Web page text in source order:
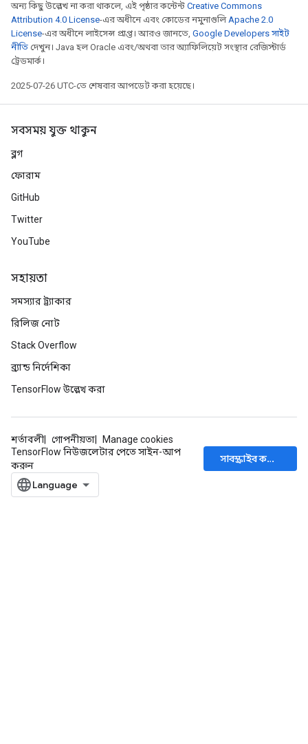
অন্য কিছু উল্লেখ না করা থাকলে, এই পৃষ্ঠার কন্টেন্ট Creative Commons
Attribution 4.0 License-এর অধীনে এবং কোডের নমুনাগুলিApache 2.0
License-এর অধীনে লাইসেন্স প্রাপ্ত। আরও জানতে, Google Developers সাইট
নীতি দেখুন। Java হল Oracle এবং/অথবা তার অ্যাফিলিয়েট সংস্থার রেজিস্টার্ড
ট্রেডমার্ক।
2025-07-26 UTC-তে শেষবার আপডেট করা হয়েছে।
সবসময় যুক্ত থাকুন
ব্লগ
ফোরাম
GitHub
Twitter
YouTube
সহায়তা
সমস্যার ট্র্যাকার
রিলিজ নোট
Stack Overflow
ব্র্যান্ড নির্দেশিকা
TensorFlow উল্লেখ করা
শর্তাবলী গোপনীয়তা
Manage cookies
TensorFlow নিউজলেটার পেতে সাইন-আপ
করুন
সাবস্ক্রাইব করুন